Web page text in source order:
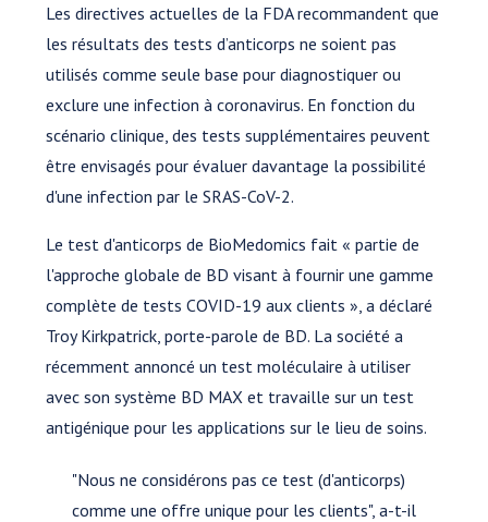
Les directives actuelles de la FDA recommandent que
les résultats des tests d’anticorps ne soient pas
utilisés comme seule base pour diagnostiquer ou
exclure une infection à coronavirus. En fonction du
scénario clinique, des tests supplémentaires peuvent
être envisagés pour évaluer davantage la possibilité
d'une infection par le SRAS-CoV-2.
Le test d'anticorps de BioMedomics fait « partie de
l'approche globale de BD visant à fournir une gamme
complète de tests COVID-19 aux clients », a déclaré
Troy Kirkpatrick, porte-parole de BD. La société a
récemment annoncé un test moléculaire à utiliser
avec son système BD MAX et travaille sur un test
antigénique pour les applications sur le lieu de soins.
"Nous ne considérons pas ce test (d'anticorps)
comme une offre unique pour les clients", a-t-il